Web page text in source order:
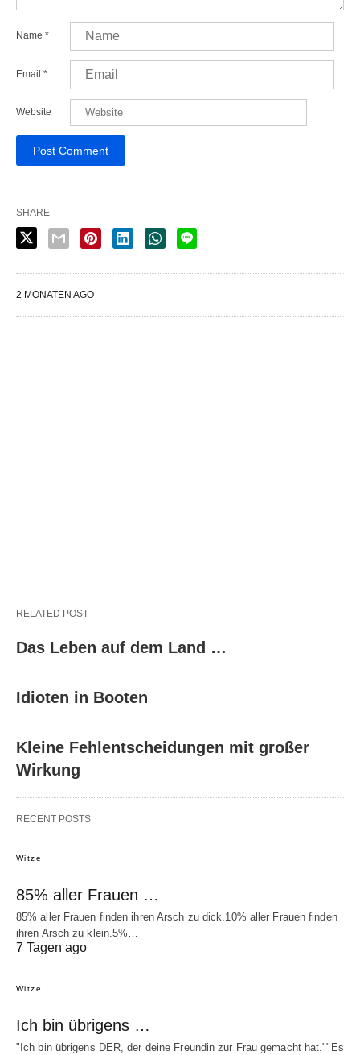
Name *
Email *
Website
SHARE
2 MONATEN AGO
RELATED POST
Das Leben auf dem Land …
Idioten in Booten
Kleine Fehlentscheidungen mit großer
Wirkung
RECENT POSTS
Witze
85% aller Frauen …
85% aller Frauen finden ihren Arsch zu dick.10% aller Frauen finden
ihren Arsch zu klein.5%…
7 Tagen ago
Witze
Ich bin übrigens …
"Ich bin übrigens DER, der deine Freundin zur Frau gemacht hat.""Es